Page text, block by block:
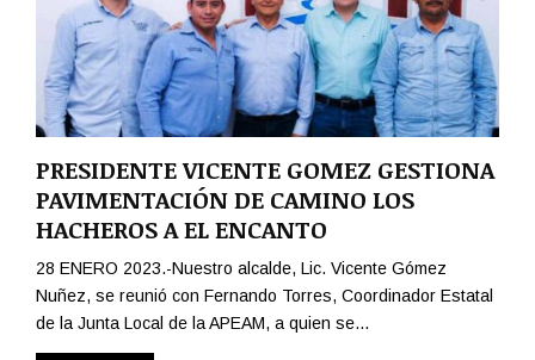
PRESIDENTE VICENTE GOMEZ GESTIONA
PAVIMENTACIÓN DE CAMINO LOS
HACHEROS A EL ENCANTO
28 ENERO 2023.-Nuestro alcalde, Lic. Vicente Gómez
Nuñez, se reunió con Fernando Torres, Coordinador Estatal
de la Junta Local de la APEAM, a quien se...